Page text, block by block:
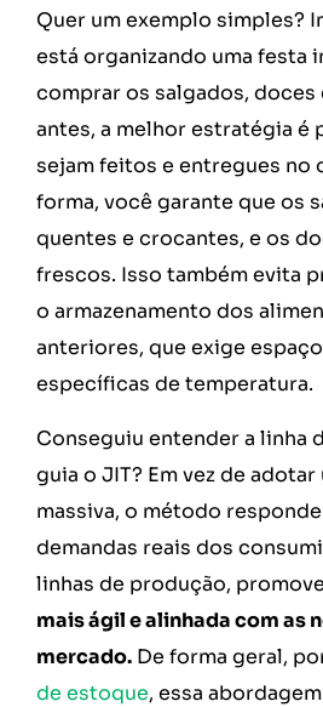
Quer um exemplo simples?
está organizando uma festa
comprar os salgados, doces
antes, a melhor estratégia é
sejam feitos e entregues no
forma, você garante que os
quentes e crocantes, e os
frescos. Isso também evita
o armazenamento dos
anteriores, que exige
específicas de temperatura.
Conseguiu entender a linha
guia o JIT? Em vez de
massiva, o método
demandas reais dos
linhas de produção,
mais ágil e alinhada com as
mercado. De forma geral,
de estoque, essa